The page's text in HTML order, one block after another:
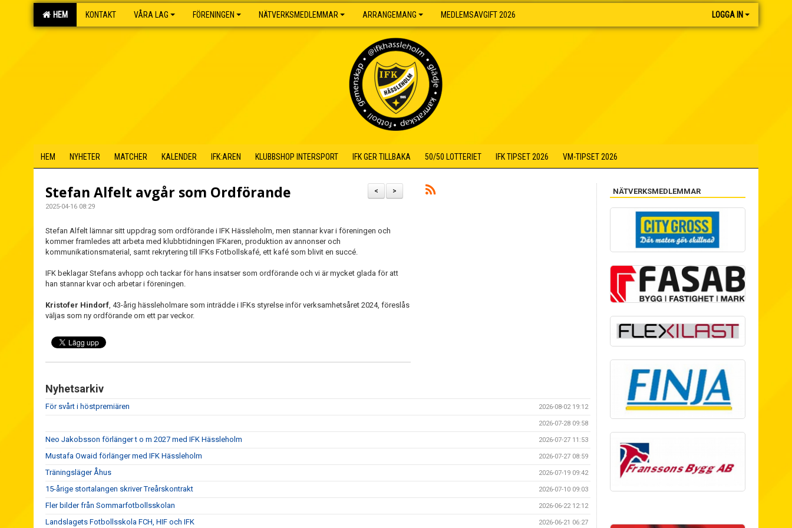
HEM KONTAKT VÅRA LAG FÖRENINGEN NÄTVERKSMEDLEMMAR ARRANGEMANG MEDLEMSAVGIFT 2026 LOGGA IN
HEM NYHETER MATCHER KALENDER IFK:AREN KLUBBSHOP INTERSPORT IFK GER TILLBAKA 50/50 LOTTERIET IFK TIPSET 2026 VM-TIPSET 2026
>
<
Stefan Alfelt avgår som Ordförande
2025-04-16 08:29
Stefan Alfelt lämnar sitt uppdrag som ordförande i IFK Hässleholm, men stannar kvar i föreningen och
kommer framledes att arbeta med klubbtidningen IFKaren, produktion av annonser och
kommunikationsmaterial, samt rekrytering till IFKs Fotbollskafé, ett kafé som blivit en succé.
IFK beklagar Stefans avhopp och tackar för hans insatser som ordförande och vi är mycket glada för att
han stannar kvar och arbetar i föreningen.
Kristofer Hindorf, 43-årig hässleholmare som inträdde i IFKs styrelse inför verksamhetsåret 2024, föreslås
väljas som ny ordförande om ett par veckor.
Nyhetsarkiv
För svårt i höstpremiären 2026-08-02 19:12
2026-07-28 09:58
Neo Jakobsson förlänger t o m 2027 med IFK Hässleholm 2026-07-27 11:53
Mustafa Owaid förlänger med IFK Hässleholm 2026-07-27 08:59
Träningsläger Åhus 2026-07-19 09:42
15-årige stortalangen skriver Treårskontrakt 2026-07-10 09:03
Fler bilder från Sommarfotbollsskolan 2026-06-22 12:12
Landslagets Fotbollsskola FCH, HIF och IFK 2026-06-21 06:27
NÄTVERKSMEDLEMMAR